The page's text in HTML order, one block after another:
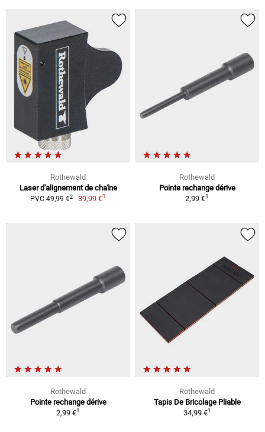
Rothewald
Laser d'alignement de chaîne
PVC 49,99 €2 39,99 €1
Rothewald
Pointe rechange dérive
2,99 €1
Rothewald
Pointe rechange dérive
2,99 €1
Rothewald
Tapis De Bricolage Pliable
34,99 €1